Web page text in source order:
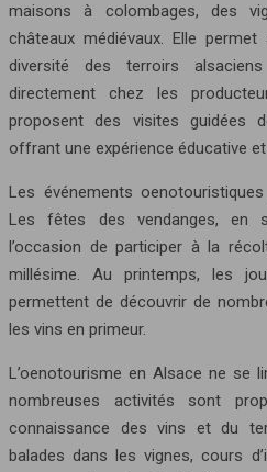
maisons à colombages, des
châteaux médiévaux. Elle
diversité des terroirs
directement chez les
proposent des visites guidées
offrant une expérience éducative
Les événements
Les fêtes des vendanges, en
l’occasion de participer à la
millésime. Au printemps, les
permettent de découvrir de
les vins en primeur.
L’oenotourisme en Alsace ne se
nombreuses activités sont
connaissance des vins et du
balades dans les vignes, cours